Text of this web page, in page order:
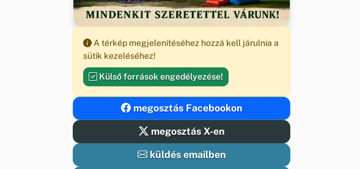
A térkép megjelenítéséhez hozzá kell járulnia a
sütik kezeléséhez!
Külső források engedélyezése!
megosztás Facebookon
megosztás X-en
küldés emailben